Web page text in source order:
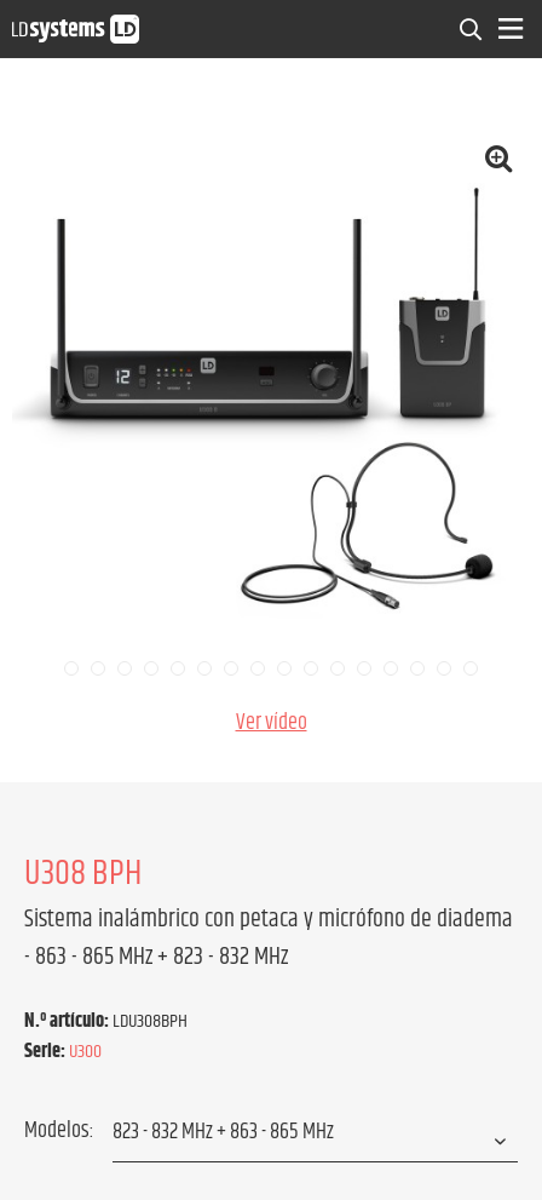
Ver vídeo
U308 BPH
Sistema inalámbrico con petaca y micrófono de diadema
- 863 - 865 MHz + 823 - 832 MHz
N.º artículo:LDU308BPH
Serie:U300
Modelos: